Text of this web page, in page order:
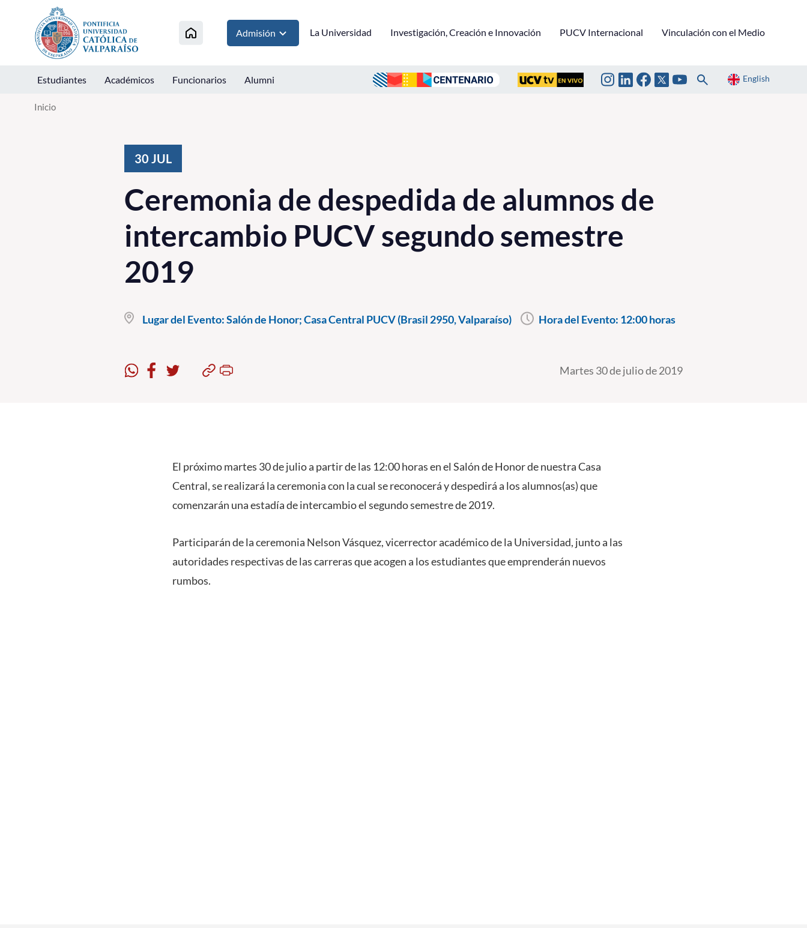
Click acá para ir directamente al contenido
Admisión La Universidad Investigación, Creación e Innovación PUCV Internacional Vinculación con el Medio
Estudiantes Académicos Funcionarios Alumni English
Inicio
30 JUL
Ceremonia de despedida de alumnos de
intercambio PUCV segundo semestre
2019
Lugar del Evento:Salón de Honor; Casa Central PUCV (Brasil 2950, Valparaíso) Hora del Evento: 12:00 horas
Martes 30 de julio de 2019
El próximo martes 30 de julio a partir de las 12:00 horas en el Salón de Honor de nuestra Casa
Central, se realizará la ceremonia con la cual se reconocerá y despedirá a los alumnos(as) que
comenzarán una estadía de intercambio el segundo semestre de 2019.
Participarán de la ceremonia Nelson Vásquez, vicerrector académico de la Universidad, junto a las
autoridades respectivas de las carreras que acogen a los estudiantes que emprenderán nuevos
rumbos.